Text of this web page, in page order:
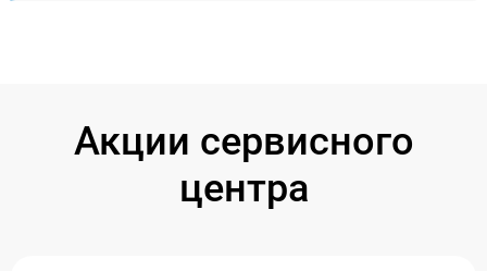
Акции сервисного
центра